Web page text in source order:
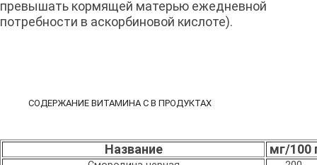
превышать кормящей матерью ежедневной
потребности в аскорбиновой кислоте).
СОДЕРЖАНИЕ ВИТАМИНА С В ПРОДУКТАХ
Название мг/100